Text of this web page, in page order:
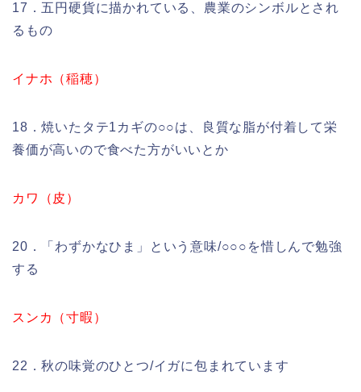
17．五円硬貨に描かれている、農業のシンボルとされ
るもの
イナホ（稲穂）
18．焼いたタテ1カギの○○は、良質な脂が付着して栄
養価が高いので食べた方がいいとか
カワ（皮）
20．「わずかなひま」という意味/○○○を惜しんで勉強
する
スンカ（寸暇）
22．秋の味覚のひとつ/イガに包まれています